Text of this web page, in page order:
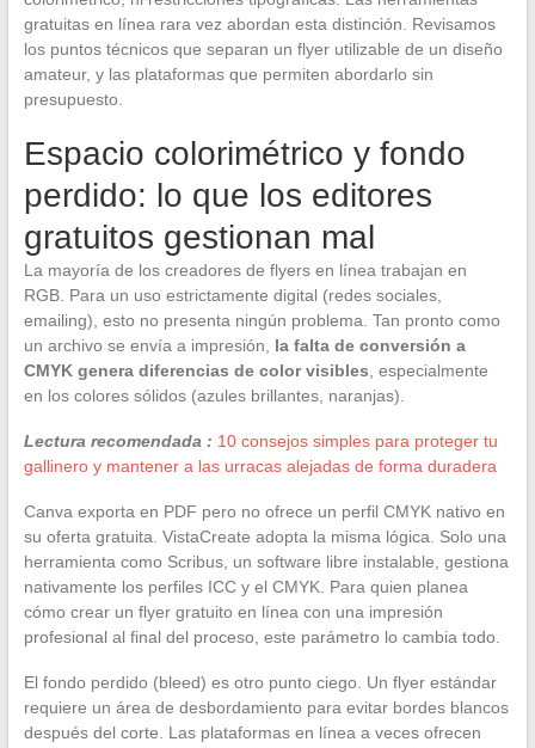
gratuitas en línea rara vez abordan esta distinción. Revisamos
los puntos técnicos que separan un flyer utilizable de un diseño
amateur, y las plataformas que permiten abordarlo sin
presupuesto.
Espacio colorimétrico y fondo
perdido: lo que los editores
gratuitos gestionan mal
La mayoría de los creadores de flyers en línea trabajan en
RGB. Para un uso estrictamente digital (redes sociales,
emailing), esto no presenta ningún problema. Tan pronto como
un archivo se envía a impresión, la falta de conversión a
CMYK genera diferencias de color visibles , especialmente
en los colores sólidos (azules brillantes, naranjas).
Lectura recomendada : 10 consejos simples para proteger tu
gallinero y mantener a las urracas alejadas de forma duradera
Canva exporta en PDF pero no ofrece un perfil CMYK nativo en
su oferta gratuita. VistaCreate adopta la misma lógica. Solo una
herramienta como Scribus, un software libre instalable, gestiona
nativamente los perfiles ICC y el CMYK. Para quien planea
cómo crear un flyer gratuito en línea con una impresión
profesional al final del proceso, este parámetro lo cambia todo.
El fondo perdido (bleed) es otro punto ciego. Un flyer estándar
requiere un área de desbordamiento para evitar bordes blancos
después del corte. Las plataformas en línea a veces ofrecen